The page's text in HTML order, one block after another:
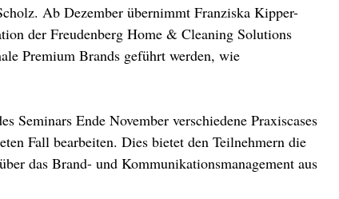
Ab Dezember übernimmt Franziska Kipper-
der Freudenberg Home & Cleaning Solutions
Premium Brands geführt werden, wie
Seminars Ende November verschiedene Praxiscases
Fall bearbeiten. Dies bietet den Teilnehmern die
das Brand- und Kommunikationsmanagement aus